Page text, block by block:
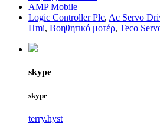
AMP Mobile
Logic Controller Plc, Ac Servo
Hmi, Βοηθητικό μοτέρ, Teco
skype
skype
terry.hyst